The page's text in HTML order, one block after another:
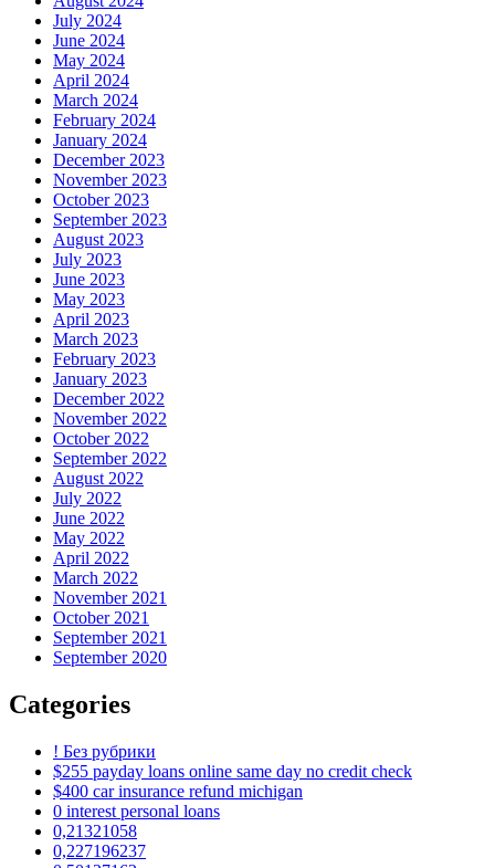
July 2024
June 2024
May 2024
April 2024
March 2024
February 2024
January 2024
December 2023
November 2023
October 2023
September 2023
August 2023
July 2023
June 2023
May 2023
April 2023
March 2023
February 2023
January 2023
December 2022
November 2022
October 2022
September 2022
August 2022
July 2022
June 2022
May 2022
April 2022
March 2022
November 2021
October 2021
September 2021
September 2020
Categories
! Без рубрики
$255 payday loans online same day no credit check
$400 car insurance refund michigan
0 interest personal loans
0,21321058
0,227196237